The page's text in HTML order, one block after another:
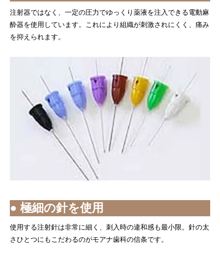
注射器ではなく、一定の圧力でゆっくり薬液を注入できる電動麻
酔器を使用しています。これにより組織が刺激されにくく、痛み
を抑えられます。
● 極細の針を使用
使用する注射針は非常に細く、刺入時の違和感も最小限。針の太
さひとつにもこだわるのがモアナ歯科の信条です。